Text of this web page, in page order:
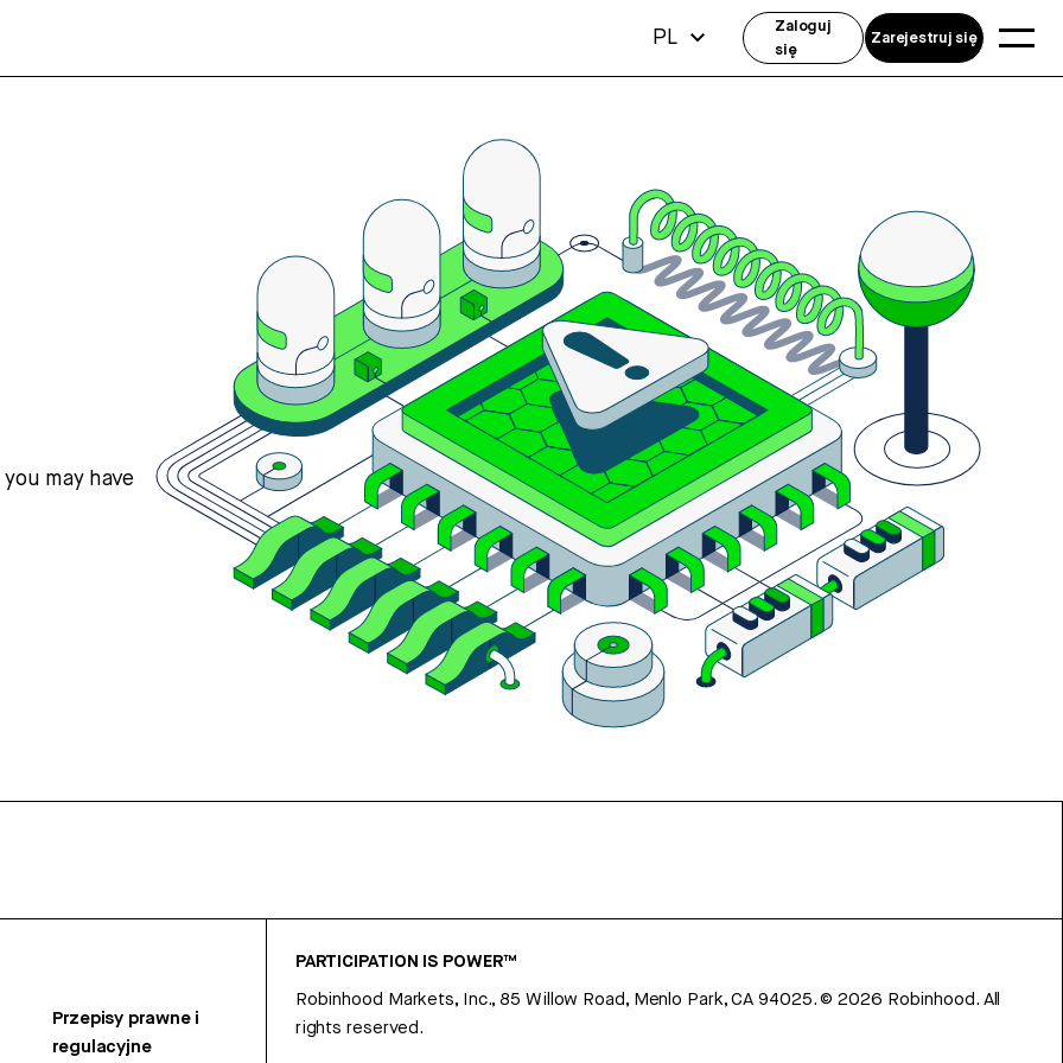
may have
Przepisy prawne i
regulacyjne
PARTICIPATION IS POWER™
Robinhood Markets, Inc., 85 Willow Road, Menlo Park, CA 94025.©2026 Robinhood. All
rights reserved.
PL
Zaloguj
się
Zarejestruj się